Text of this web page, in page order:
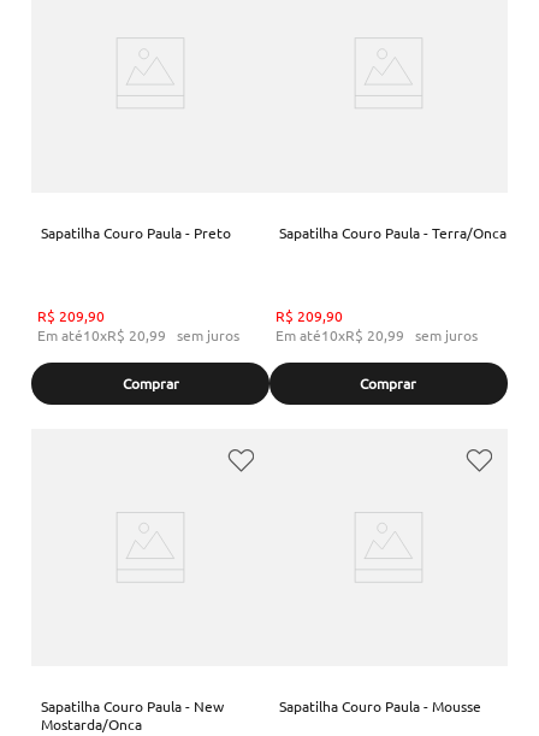
Sapatilha Couro Paula - Preto
R$ 209,90
Em até10xR$ 20,99 sem juros
Comprar
Sapatilha Couro Paula - Terra/Onca
R$ 209,90
Em até10xR$ 20,99 sem juros
Comprar
Sapatilha Couro Paula - New
Mostarda/Onca
Sapatilha Couro Paula - Mousse